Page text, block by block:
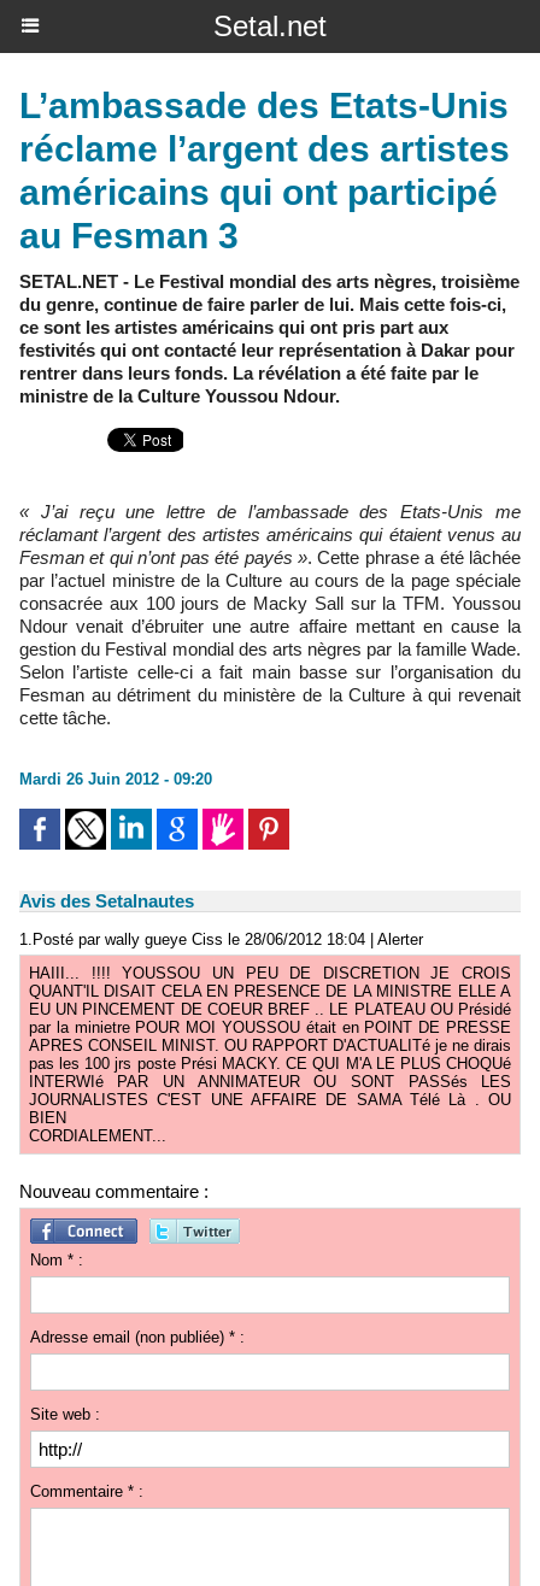
Setal.net
L’ambassade des Etats-Unis
réclame l’argent des artistes
américains qui ont participé
au Fesman 3
SETAL.NET - Le Festival mondial des arts nègres, troisième
du genre, continue de faire parler de lui. Mais cette fois-ci,
ce sont les artistes américains qui ont pris part aux
festivités qui ont contacté leur représentation à Dakar pour
rentrer dans leurs fonds. La révélation a été faite par le
ministre de la Culture Youssou Ndour.
« J’ai reçu une lettre de l’ambassade des Etats-Unis me
réclamant l’argent des artistes américains qui étaient venus au
Fesman et qui n’ont pas été payés ». Cette phrase a été lâchée
par l’actuel ministre de la Culture au cours de la page spéciale
consacrée aux 100 jours de Macky Sall sur la TFM. Youssou
Ndour venait d’ébruiter une autre affaire mettant en cause la
gestion du Festival mondial des arts nègres par la famille Wade.
Selon l’artiste celle-ci a fait main basse sur l’organisation du
Fesman au détriment du ministère de la Culture à qui revenait
cette tâche.
Mardi 26 Juin 2012 - 09:20
Avis des Setalnautes
1. Posté par wally gueye Ciss le 28/06/2012 18:04
Alerter
HAIII... !!!! YOUSSOU UN PEU DE DISCRETION JE CROIS
QUANT'IL DISAIT CELA EN PRESENCE DE LA MINISTRE ELLE A
EU UN PINCEMENT DE COEUR BREF .. LE PLATEAU OU Présidé
par la minietre POUR MOI YOUSSOU était en POINT DE PRESSE
APRES CONSEIL MINIST. OU RAPPORT D'ACTUALITé je ne dirais
pas les 100 jrs poste Prési MACKY. CE QUI M'A LE PLUS CHOQUé
INTERWIé PAR UN ANNIMATEUR OU SONT PASSés LES
JOURNALISTES C'EST UNE AFFAIRE DE SAMA Télé Là . OU
BIEN
CORDIALEMENT...
Nouveau commentaire :
Nom * :
Adresse email (non publiée) * :
Site web :
Commentaire * :